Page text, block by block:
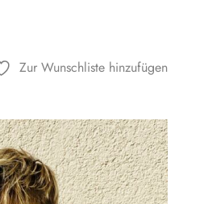
Zur Wunschliste hinzufügen